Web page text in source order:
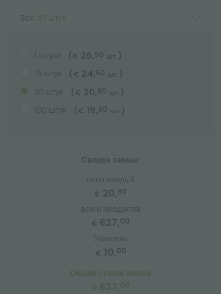
Box: 30 штук
1 штука ( € 26,50 шт. )
15 штук
( € 24,50 шт. )
30 штук
( € 20, 90 шт. )
100 штук
( € 19, 90 шт. )
Сводка заказа:
цена каждый
€ 20,90
всего продуктов
€ 627,00
Упаковка
€ 10,00
Общая сумма заказа
€ 637,00